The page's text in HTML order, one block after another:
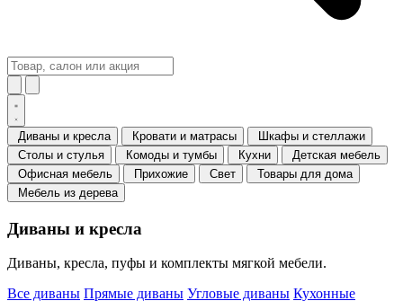
Диваны и кресла Кровати и матрасы
Шкафы и стеллажи
Столы и стулья
Комоды и тумбы Кухни
Детская мебель
Офисная мебель
Прихожие Свет
Товары для дома
Мебель из дерева
Диваны и кресла
Диваны, кресла, пуфы и комплекты мягкой мебели.
Все диваны Прямые диваны Угловые диваны Кухонные